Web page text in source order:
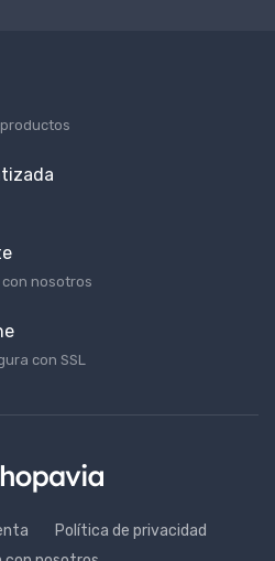
nosotros
con SSL
Política de privacidad